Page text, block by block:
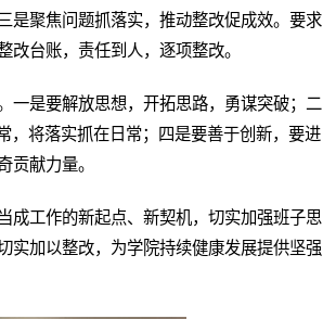
是聚焦问题抓落实，推动整改促成效。要求
台账，责任到人，逐项整改。
一是要解放思想，开拓思路，勇谋突破；二
，将落实抓在日常；四是要善于创新，要进
献力量。
成工作的新起点、新契机，切实加强班子思
实加以整改，为学院持续健康发展提供坚强